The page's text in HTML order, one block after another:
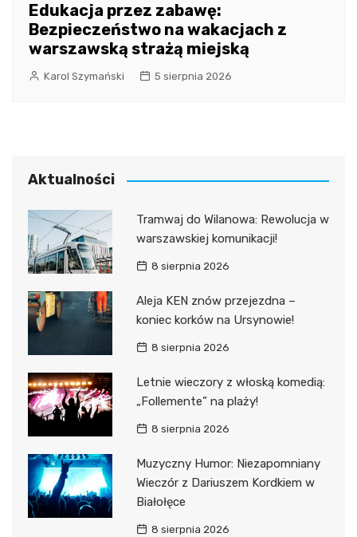
Edukacja przez zabawę:
Bezpieczeństwo na wakacjach z
warszawską strażą miejską
Karol Szymański 5 sierpnia 2026
Aktualności
Tramwaj do Wilanowa: Rewolucja w
warszawskiej komunikacji!
8 sierpnia 2026
Aleja KEN znów przejezdna –
koniec korków na Ursynowie!
8 sierpnia 2026
Letnie wieczory z włoską komedią:
„Follemente” na plaży!
8 sierpnia 2026
Muzyczny Humor: Niezapomniany
Wieczór z Dariuszem Kordkiem w
Białołęce
8 sierpnia 2026